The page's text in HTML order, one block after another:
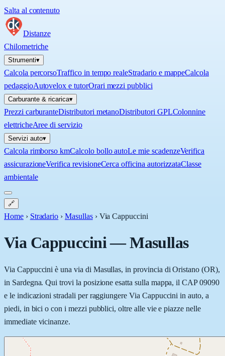
Salta al contenuto
Distanze
Chilometriche
Strumenti▾
Calcola percorsoTraffico in tempo realeStradario e mappeCalcola
pedaggioAutovelox e tutorOrari mezzi pubblici
Carburante & ricarica▾
Prezzi carburanteDistributori metanoDistributori GPLColonnine
elettricheAree di servizio
Servizi auto▾
Calcola rimborso kmCalcolo bollo autoLe mie scadenzeVerifica
assicurazioneVerifica revisioneCerca officina autorizzataClasse
ambientale
🔗
Home › Stradario › Masullas › Via Cappuccini
Via Cappuccini—Masullas
Via Cappuccini è una via di Masullas, in provincia di Oristano (OR),
in Sardegna. Qui trovi la posizione esatta sulla mappa, il CAP 09090
e le indicazioni stradali per raggiungere Via Cappuccini in auto, a
piedi, in bici o con i mezzi pubblici, oltre alle vie e piazze nelle
immediate vicinanze.